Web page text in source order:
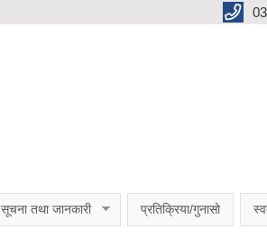
सूचना तथा जानकारी प्रतिक्रिया/गुनासो